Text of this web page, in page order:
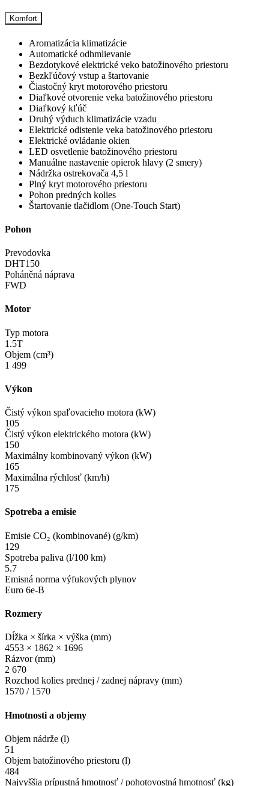
Komfort
Aromatizácia klimatizácie
Automatické odhmlievanie
Bezdotykové elektrické veko batožinového priestoru
Bezkľúčový vstup a štartovanie
Čiastočný kryt motorového priestoru
Diaľkové otvorenie veka batožinového priestoru
Diaľkový kľúč
Druhý výduch klimatizácie vzadu
Elektrické odistenie veka batožinového priestoru
Elektrické ovládanie okien
LED osvetlenie batožinového priestoru
Manuálne nastavenie opierok hlavy (2 smery)
Nádržka ostrekovača 4,5 l
Plný kryt motorového priestoru
Pohon predných kolies
Štartovanie tlačidlom (One-Touch Start)
Pohon
Prevodovka
DHT150
Poháněná náprava
FWD
Motor
Typ motora
1.5T
Objem (cm³)
1 499
Výkon
Čistý výkon spaľovacieho motora (kW)
105
Čistý výkon elektrického motora (kW)
150
Maximálny kombinovaný výkon (kW)
165
Maximálna rýchlosť (km/h)
175
Spotreba a emisie
Emisie CO₂ (kombinované) (g/km)
129
Spotreba paliva (l/100 km)
5.7
Emisná norma výfukových plynov
Euro 6e-B
Rozmery
Dĺžka × šírka × výška (mm)
4553 × 1862 × 1696
Rázvor (mm)
2 670
Rozchod kolies prednej / zadnej nápravy (mm)
1570 / 1570
Hmotnosti a objemy
Objem nádrže (l)
51
Objem batožinového priestoru (l)
484
Najvyššia prípustná hmotnosť / pohotovostná hmotnosť (kg)